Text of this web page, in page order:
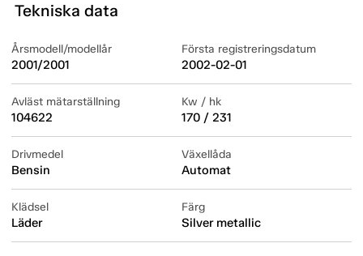
Tekniska data
Årsmodell/modellår
2001/2001
Första registreringsdatum
2002-02-01
Avläst mätarställning
104622
Kw / hk
170 / 231
Drivmedel
Bensin
Växellåda
Automat
Klädsel
Läder
Färg
Silver metallic